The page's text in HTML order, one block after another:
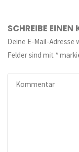
SCHREIBE
Deine E-Mail-
Felder sind mit *